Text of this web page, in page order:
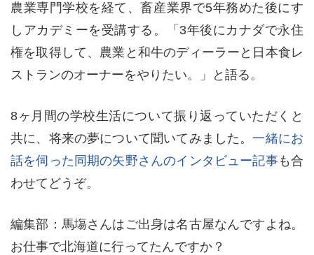
農業専門学校を経て、畜産業界で5年務めた後にす
しアカデミーを受講する。「3年後にカナダで永住
権を取得して、農業と和牛のディーラーと日本食レ
ストランのオーナーをやりたい。」と語る。
8ヶ月間の学校生活について振り返っていただくと
共に、将来の夢について聞いてみました。一緒にお
話を伺った同期の矢野さんのインタビュー記事も合
わせてどうぞ。
編集部：馬塲さんはご出身は名古屋なんですよね。
お仕事で北海道に行ってたんですか？